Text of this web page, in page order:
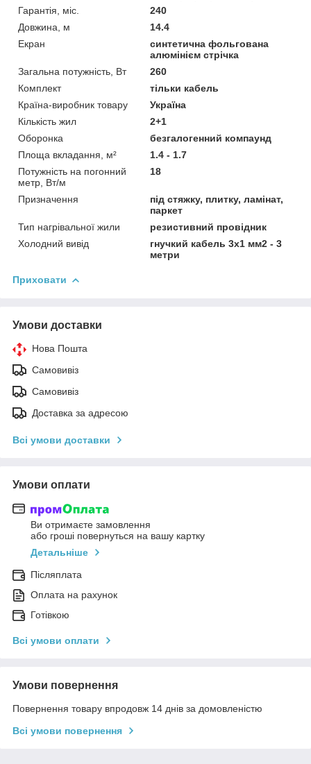
Гарантія, міс.
240
Довжина, м
14.4
Екран
синтетична фольгована
алюмінієм стрічка
Загальна потужність, Вт
260
Комплект
тільки кабель
Країна-виробник товару
Україна
Кількість жил
2+1
Оборонка
безгалогенний компаунд
Площа вкладання, м²
1.4 - 1.7
Потужність на погонний
метр, Вт/м
18
Призначення
під стяжку, плитку, ламінат,
паркет
Тип нагрівальної жили
резистивний провідник
Холодний вивід
гнучкий кабель 3х1 мм2 - 3
метри
Приховати
Умови доставки
Нова Пошта
Самовивіз
Самовивіз
Доставка за адресою
Всі умови доставки
Умови оплати
Ви отримаєте замовлення
або гроші повернуться на вашу картку
Детальніше
Післяплата
Оплата на рахунок
Готівкою
Всі умови оплати
Умови повернення
Повернення товару впродовж 14 днів за домовленістю
Всі умови повернення